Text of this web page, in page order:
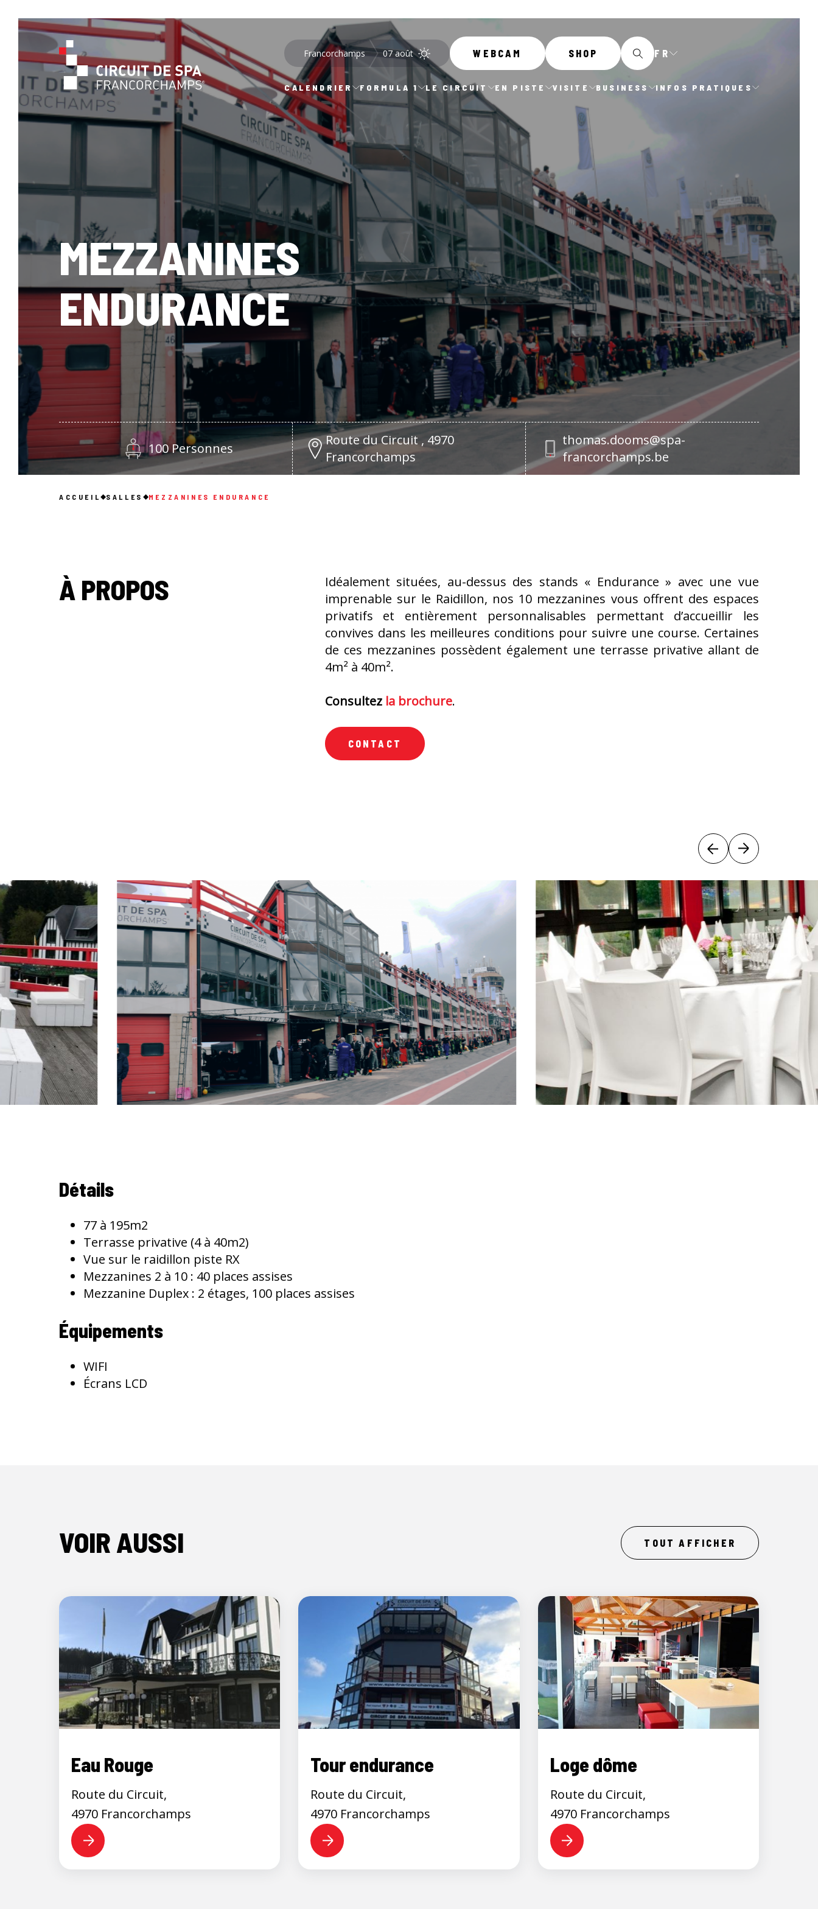
Francorchamps 07 août WEBCAM SHOP FR
CALENDRIER FORMULA 1 LE CIRCUIT EN PISTE VISITE BUSINESS INFOS PRATIQUES
MEZZANINES
ENDURANCE
100 Personnes
Route du Circuit , 4970
Francorchamps
thomas.dooms@spa-
francorchamps.be
ACCUEIL SALLES MEZZANINES ENDURANCE
À PROPOS
Idéalement situées, au-dessus des stands « Endurance » avec une vue
imprenable sur le Raidillon, nos 10 mezzanines vous offrent des espaces
privatifs et entièrement personnalisables permettant d’accueillir les
convives dans les meilleures conditions pour suivre une course. Certaines
de ces mezzanines possèdent également une terrasse privative allant de
4m² à 40m².
Consultez la brochure.
CONTACT
Détails
77 à 195m2
Terrasse privative (4 à 40m2)
Vue sur le raidillon piste RX
Mezzanines 2 à 10 : 40 places assises
Mezzanine Duplex : 2 étages, 100 places assises
Équipements
WIFI
Écrans LCD
VOIR AUSSI TOUT AFFICHER
Eau Rouge
Route du Circuit,
4970 Francorchamps
Tour endurance
Route du Circuit,
4970 Francorchamps
Loge dôme
Route du Circuit,
4970 Francorchamps